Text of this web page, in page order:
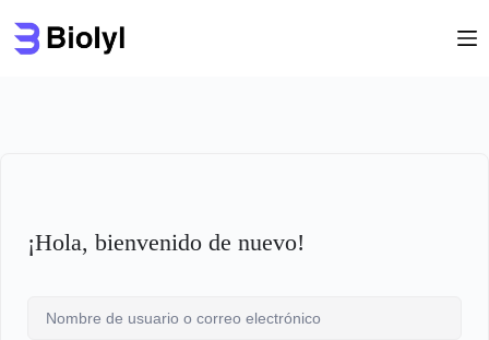
contenido
¡Hola, bienvenido de nuevo!